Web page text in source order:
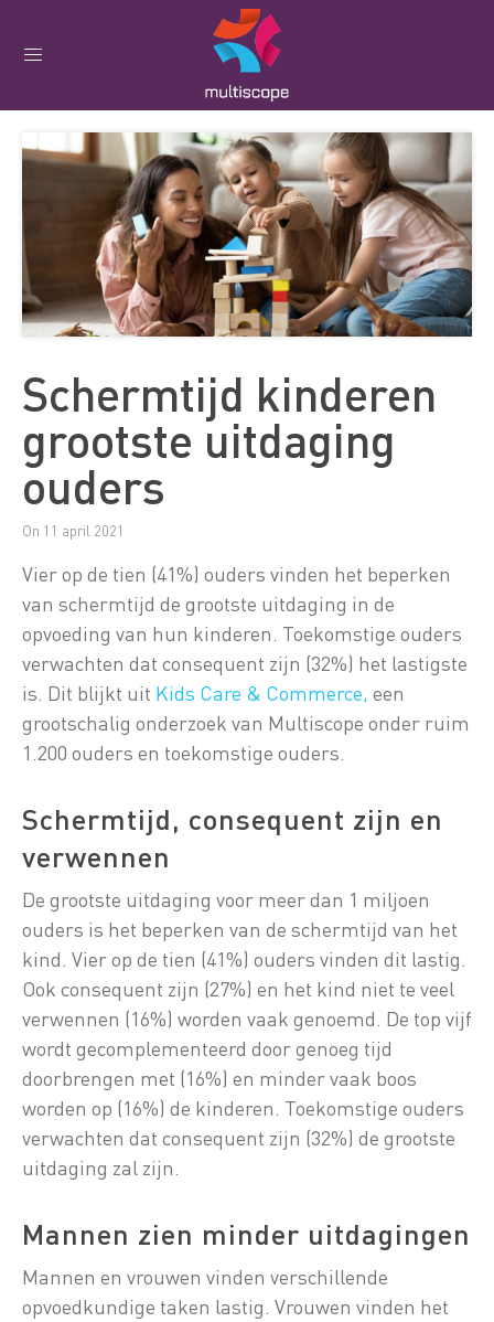
Schermtijd kinderen
grootste uitdaging
ouders
On 11 april 2021
Vier op de tien (41%) ouders vinden het beperken
van schermtijd de grootste uitdaging in de
opvoeding van hun kinderen. Toekomstige ouders
verwachten dat consequent zijn (32%) het lastigste
is. Dit blijkt uit Kids Care & Commerce, een
grootschalig onderzoek van Multiscope onder ruim
1.200 ouders en toekomstige ouders.
Schermtijd, consequent zijn en
verwennen
De grootste uitdaging voor meer dan 1 miljoen
ouders is het beperken van de schermtijd van het
kind. Vier op de tien (41%) ouders vinden dit lastig.
Ook consequent zijn (27%) en het kind niet te veel
verwennen (16%) worden vaak genoemd. De top vijf
wordt gecomplementeerd door genoeg tijd
doorbrengen met (16%) en minder vaak boos
worden op (16%) de kinderen. Toekomstige ouders
verwachten dat consequent zijn (32%) de grootste
uitdaging zal zijn.
Mannen zien minder uitdagingen
Mannen en vrouwen vinden verschillende
opvoedkundige taken lastig. Vrouwen vinden het